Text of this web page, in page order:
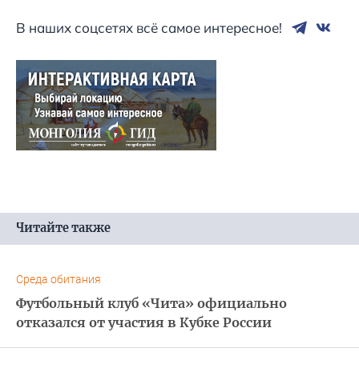
В наших соцсетях всё самое интересное!
Читайте также
Среда обитания
Футбольный клуб «Чита» официально
отказался от участия в Кубке России